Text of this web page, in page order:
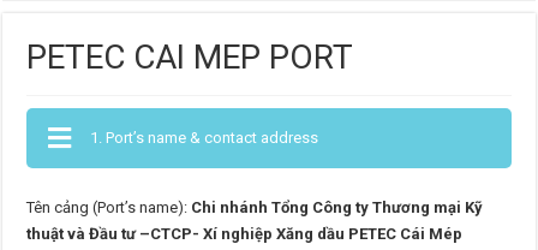
PETEC CAI MEP PORT
1. Port’s name & contact address
Tên cảng (Port’s name): Chi nhánh Tổng Công ty Thương mại Kỹ
thuật và Đầu tư –CTCP- Xí nghiệp Xăng dầu PETEC Cái Mép